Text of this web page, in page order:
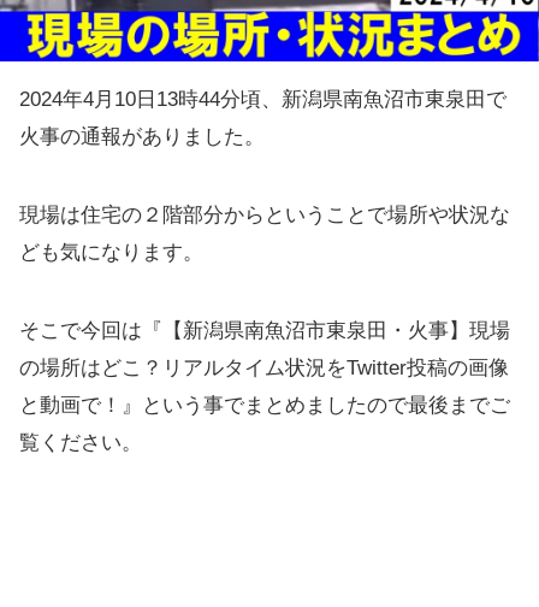
2024年4月10日13時44分頃、新潟県南魚沼市東泉田で
火事の通報がありました。
現場は住宅の２階部分からということで場所や状況な
ども気になります。
そこで今回は『【新潟県南魚沼市東泉田・火事】現場
の場所はどこ？リアルタイム状況をTwitter投稿の画像
と動画で！』という事でまとめましたので最後までご
覧ください。